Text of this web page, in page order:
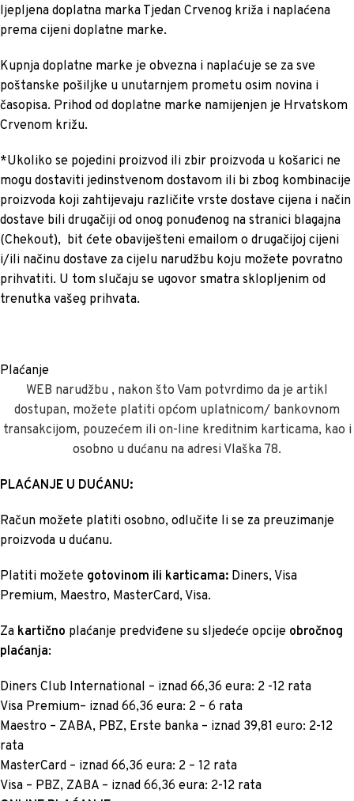
ljepljena doplatna marka Tjedan Crvenog križa i naplaćena
prema cijeni doplatne marke.
Kupnja doplatne marke je obvezna i naplaćuje se za sve
poštanske pošiljke u unutarnjem prometu osim novina i
časopisa. Prihod od doplatne marke namijenjen je Hrvatskom
Crvenom križu.
*Ukoliko se pojedini proizvod ili zbir proizvoda u košarici ne
mogu dostaviti jedinstvenom dostavom ili bi zbog kombinacije
proizvoda koji zahtijevaju različite vrste dostave cijena i način
dostave bili drugačiji od onog ponuđenog na stranici blagajna
(Chekout), bit ćete obaviješteni emailom o drugačijoj cijeni
i/ili načinu dostave za cijelu narudžbu koju možete povratno
prihvatiti. U tom slučaju se ugovor smatra sklopljenim od
trenutka vašeg prihvata.
Plaćanje
WEB narudžbu , nakon što Vam potvrdimo da je artikl
dostupan, možete platiti općom uplatnicom/ bankovnom
transakcijom, pouzećem ili on-line kreditnim karticama, kao i
osobno u dućanu na adresi Vlaška 78.
PLAĆANJE U DUĆANU:
Račun možete platiti osobno, odlučite li se za preuzimanje
proizvoda u dućanu.
Platiti možete gotovinom ili karticama: Diners, Visa
Premium, Maestro, MasterCard, Visa.
Za kartično plaćanje predviđene su sljedeće opcije obročnog
plaćanja:
Diners Club International – iznad 66,36 eura: 2 -12 rata
Visa Premium– iznad 66,36 eura: 2 – 6 rata
Maestro – ZABA, PBZ, Erste banka – iznad 39,81 euro: 2-12
rata
MasterCard – iznad 66,36 eura: 2 – 12 rata
Visa – PBZ, ZABA – iznad 66,36 eura: 2-12 rata